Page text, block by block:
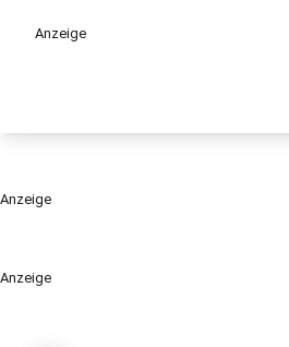
Anzeige
Anzeige
Anzeige